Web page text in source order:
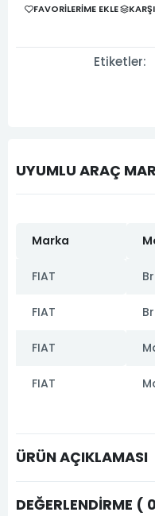
FAVORILERIME EKLE
Etiketler:
UYUMLU ARAÇ
Marka
FIAT
FIAT
FIAT
FIAT
ÜRÜN AÇIKLAMASI
DEĞERLENDIRME (